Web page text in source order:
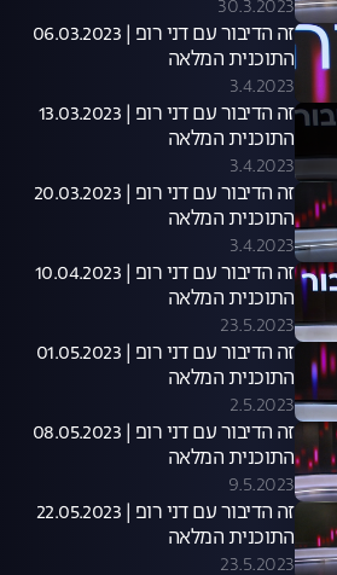
30.3.2023
זה הדיבור עם דני רופ | 06.03.2023
התוכנית המלאה
3.4.2023
זה הדיבור עם דני רופ | 13.03.2023
התוכנית המלאה
3.4.2023
זה הדיבור עם דני רופ | 20.03.2023
התוכנית המלאה
3.4.2023
זה הדיבור עם דני רופ | 10.04.2023
התוכנית המלאה
23.5.2023
זה הדיבור עם דני רופ | 01.05.2023
התוכנית המלאה
2.5.2023
זה הדיבור עם דני רופ | 08.05.2023
התוכנית המלאה
9.5.2023
זה הדיבור עם דני רופ | 22.05.2023
התוכנית המלאה
23.5.2023